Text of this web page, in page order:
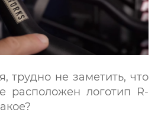
трудно не заметить, что
расположен логотип R-